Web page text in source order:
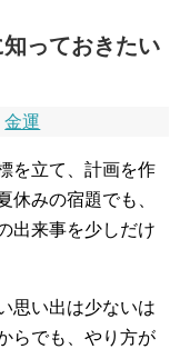
っておきたい
金運
を立て、計画を作
休みの宿題でも、
出来事を少しだけ
思い出は少ないは
らでも、やり方が